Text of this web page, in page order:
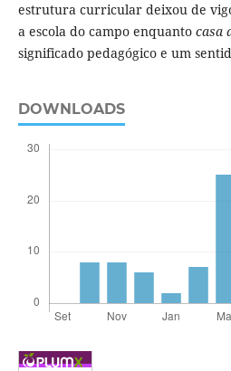
estrutura curricular deixou de
a escola do campo enquanto casa
significado pedagógico e um
DOWNLOADS